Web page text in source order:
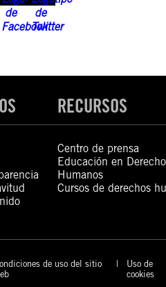
RECURSOS
Centro de prensa
Educación en
Humanos
Cursos de derechos
de uso del sitio
Uso de
cookies